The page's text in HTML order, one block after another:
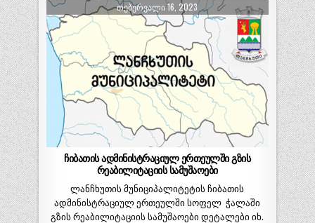
ᲗᲔᲑᲔᲠᲕᲐᲚᲘ 16, 2023
ჩიბათის ადმინისტრაციულ ერთეულში გზის
რეაბილიტაციის სამუშაოები
ლანჩხუთის მუნიციპალიტეტის ჩიბათის
ადმინისტრაციულ ერთეულში სოფელ ჭალაში
გზის რეაბილიტაციის სამუშაოები დეტალები იხ.